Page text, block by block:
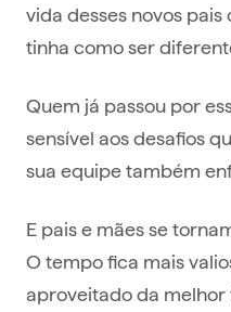
vida desses novos
tinha como ser
Quem já passou por
sensível aos desafios
sua equipe também
E pais e mães se
O tempo fica mais
aproveitado da melhor